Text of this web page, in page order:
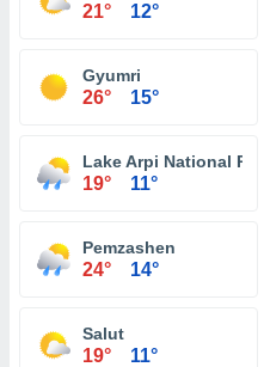
21° 12°
Gyumri
26° 15°
Lake Arpi National Park
19° 11°
Pemzashen
24° 14°
Salut
19° 11°